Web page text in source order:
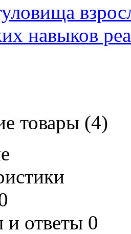
навыков
товары (4)
ответы 0